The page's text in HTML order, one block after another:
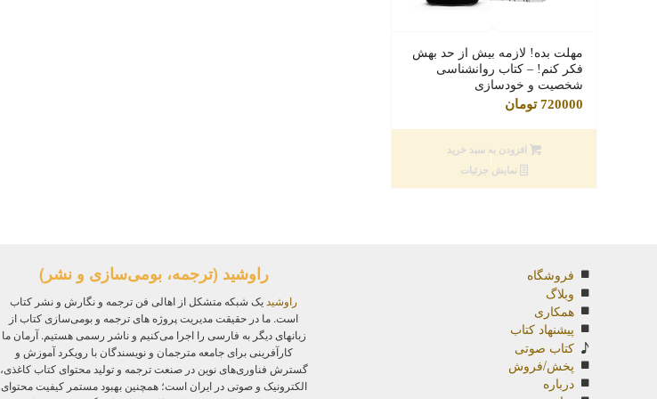
مهلت بده! لازمه بیش از حد بهش
فکر کنم! – کتاب روانشناسی
شخصیت و خودسازی
720000 تومان
افزودن به سبد خرید
نمایش جزئیات
فروشگاه
وبلاگ
همکاری
پیشنهاد کتاب
کتاب صوتی
پخش/فروش
درباره
راوشید (ترجمه، بومی‌سازی و نشر)
راوشید یک شبکه متشکل از اهالی فن ترجمه و نگارش و نشر کتاب
است. ما در حقیقت مدیریت پروژه‌ های ترجمه و بومی‌سازی کتاب از
زبانهای دیگر به فارسی را اجرا می‌کنیم و ناشر رسمی هستیم. آرمان ما
کارآفرینی برای جامعه مترجمان و نویسندگان با رویکرد آموزش و
گسترش فناوری‌های نوین در صنعت ترجمه و تولید محتوای کتاب کاغذی،
الکترونیک و صوتی در ایران است؛ همچنین بهبود مستمر کیفیت محتوای